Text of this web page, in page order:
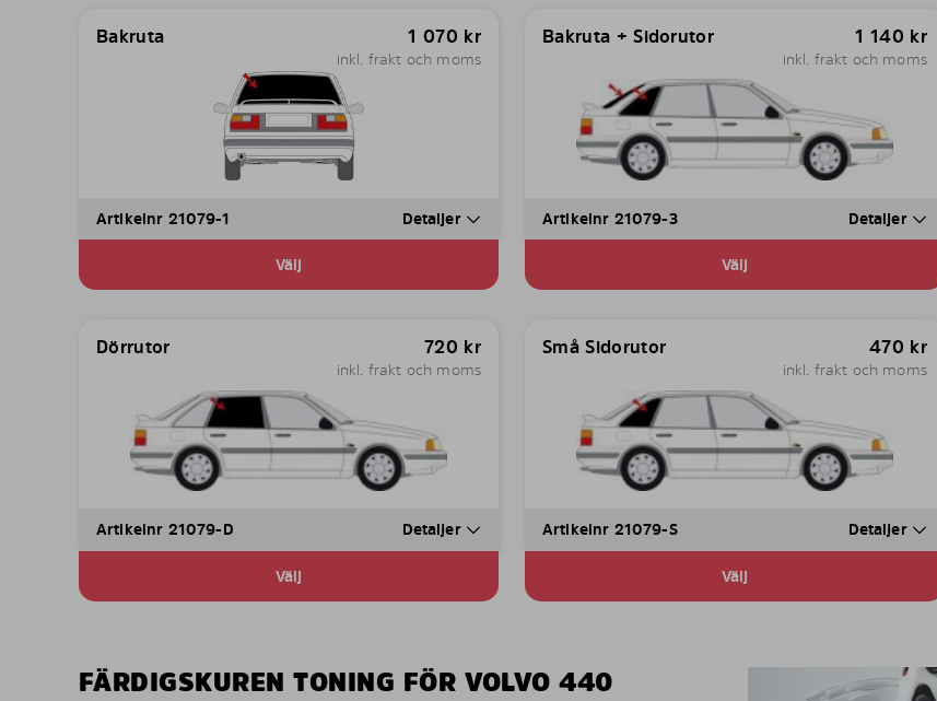
Bakruta 1 070 kr
inkl. frakt och moms
Artikelnr 21079-1 Detaljer
Välj
Bakruta + Sidorutor 1 140 kr
inkl. frakt och moms
Artikelnr 21079-3 Detaljer
Välj
Dörrutor 720 kr
inkl. frakt och moms
Artikelnr 21079-D Detaljer
Välj
Små Sidorutor 470 kr
inkl. frakt och moms
Artikelnr 21079-S Detaljer
Välj
FÄRDIGSKUREN TONING FÖR VOLVO 440